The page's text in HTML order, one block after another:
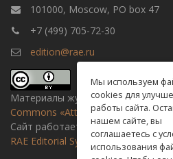
101000, Moscow, PO box 47
+7 (499) 705-72-30
edition@rae.ru
Материалы журнала доступны по
Commons «Attribution»
Сайт работает на
RAE Editorial System
Мы используем
cookies для
работы сайта.
нашем сайте, вы
соглашаетесь с
использования